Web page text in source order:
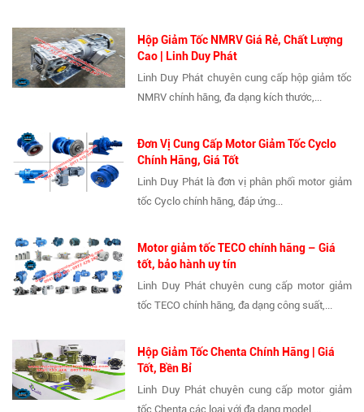
Hộp Giảm Tốc NMRV Giá Rẻ, Chất Lượng
Cao | Linh Duy Phát
Linh Duy Phát chuyên cung cấp hộp giảm tốc
NMRV chính hãng, đa dạng kích thước,...
Đơn Vị Cung Cấp Motor Giảm Tốc Cyclo
Chính Hãng, Giá Tốt
Linh Duy Phát là đơn vị phân phối motor giảm
tốc Cyclo chính hãng, đáp ứng...
Motor giảm tốc TECO chính hãng – Giá
tốt, bảo hành uy tín
Linh Duy Phát chuyên cung cấp motor giảm
tốc TECO chính hãng, đa dạng công suất,...
Hộp Giảm Tốc Chenta Chính Hãng | Giá
Tốt, Bền Bỉ
Linh Duy Phát chuyên cung cấp motor giảm
tốc Chenta các loại với đa dạng model,...